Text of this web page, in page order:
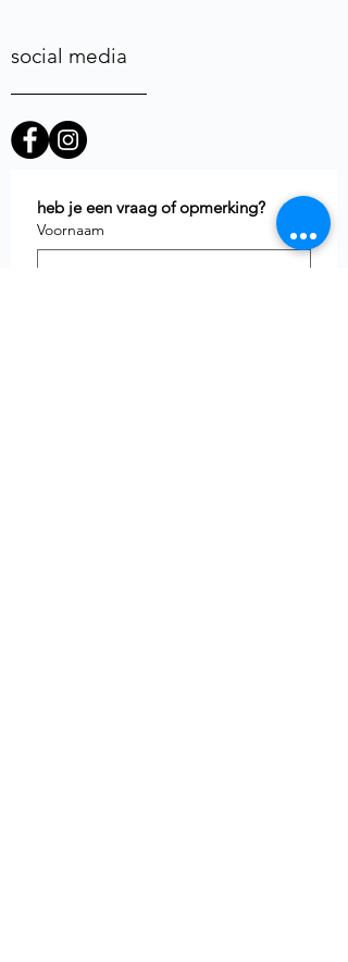
social media
heb je een vraag of opmerking?
Voornaam